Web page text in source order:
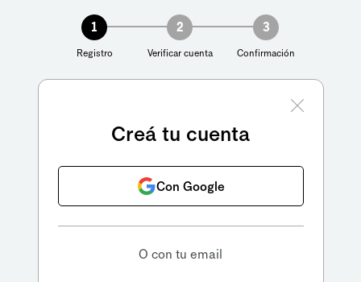
1
Registro
2
Verificar cuenta
3
Confirmación
Creá tu cuenta
Con Google
O con tu email